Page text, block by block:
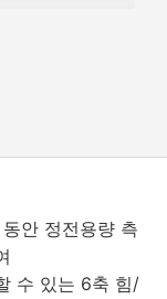
안 정전용량 측
수 있는 6축 힘/